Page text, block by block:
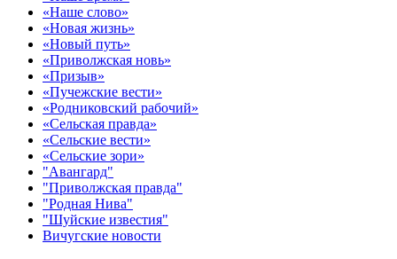
«Наше слово»
«Новая жизнь»
«Новый путь»
«Приволжская новь»
«Призыв»
«Пучежские вести»
«Родниковский рабочий»
«Сельская правда»
«Сельские вести»
«Сельские зори»
"Авангард"
"Приволжская правда"
"Родная Нива"
"Шуйские известия"
Вичугские новости